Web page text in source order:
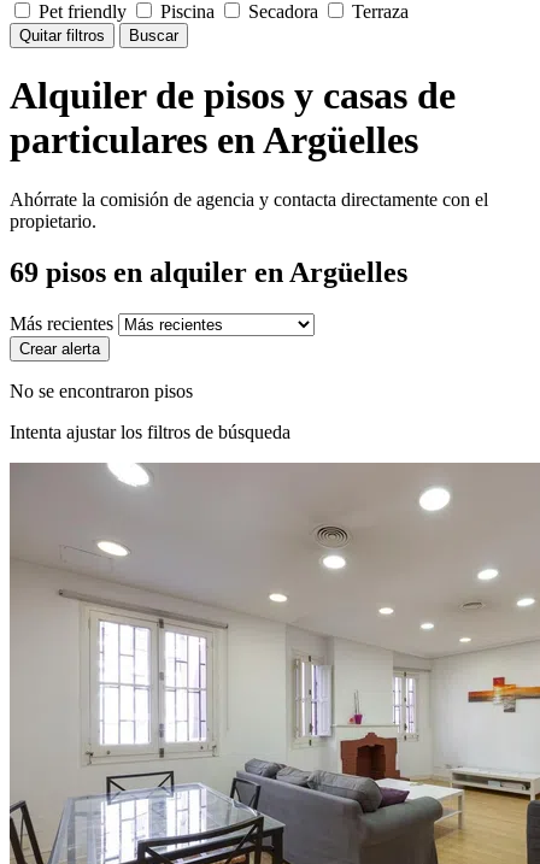
Pet friendly
Piscina Secadora Terraza
Quitar filtros Buscar
Alquiler de pisos y casas de
particulares en Argüelles
Ahórrate la comisión de agencia y contacta directamente con el
propietario.
69 pisos en alquiler en Argüelles
Más recientes
Crear alerta
No se encontraron pisos
Intenta ajustar los filtros de búsqueda